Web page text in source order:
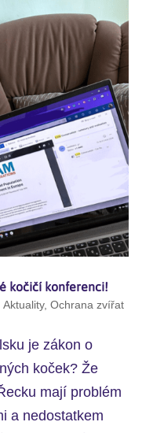
kočičí konferenci!
Aktuality, Ochrana zvířat
je zákon o
koček? Že
mají problém
a nedostatkem